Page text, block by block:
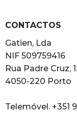
CONTACTOS
Gatien, Lda
NIF 509759416
Rua Padre Cruz,
4050-220 Porto
Telemóvel. +351